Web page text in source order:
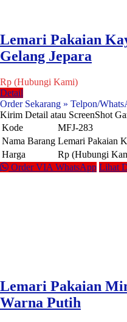
Lemari Pakaian
Gelang Jepara
Rp (Hubungi Kami)
Detail
Order Sekarang » Telpon/
Kirim Detail atau ScreenShot
Kode
MFJ-283
Nama Barang Lemari Pakaian
Harga
Rp (Hubungi
Order VIA WhatsApp Lihat
Lemari Pakaian
Warna Putih